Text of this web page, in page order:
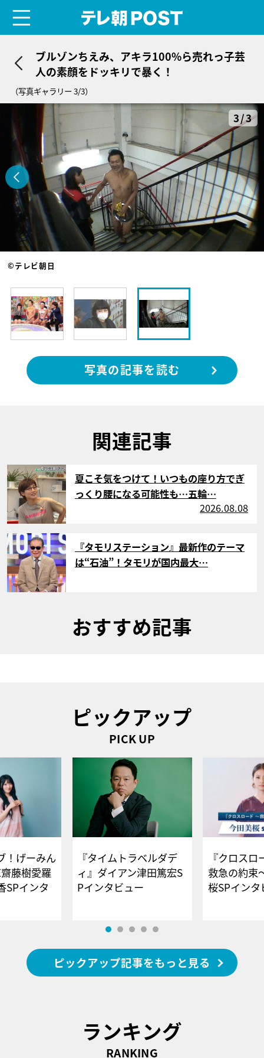
ブルゾンちえみ、アキラ100%ら売れっ子芸
人の素顔をドッキリで暴く！
（写真ギャラリー 3/3）
3/3
©テレビ朝日
写真の記事を読む
関連記事
サムネイル
夏こそ気をつけて！いつもの座り方でぎ
っくり腰になる可能性も…五輪…
2026.08.08
サムネイル
『タモリステーション』最新作のテーマ
は“石油”！タモリが国内最大…
おすすめ記事
ピックアップ
PICK UP
！げーみん
藤樹愛羅
SPインタ
『タイムトラベルダデ
ィ』ダイアン津田篤宏S
Pインタビュー
『クロス
救急の約束
桜SPイ
ピックアップ記事をもっと見る
ランキング
RANKING